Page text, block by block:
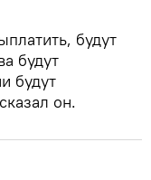
будут
будут
будут
он.